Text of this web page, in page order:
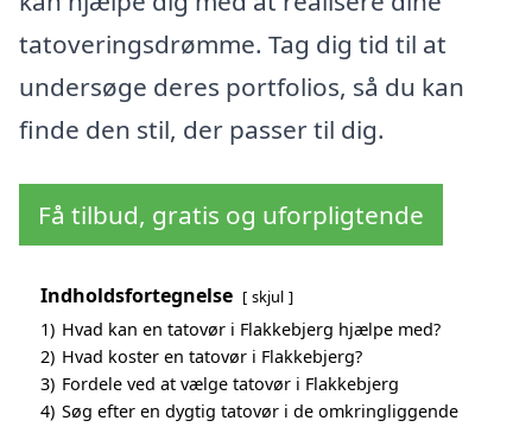
tatoveringsdrømme. Tag dig tid til at
undersøge deres portfolios, så du kan
finde den stil, der passer til dig.
Få tilbud, gratis og uforpligtende
Indholdsfortegnelse skjul
1) Hvad kan en tatovør i Flakkebjerg hjælpe med?
2) Hvad koster en tatovør i Flakkebjerg?
3) Fordele ved at vælge tatovør i Flakkebjerg
4) Søg efter en dygtig tatovør i de omkringliggende